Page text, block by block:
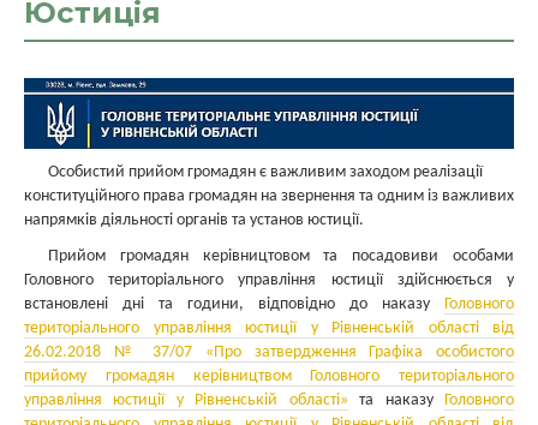
Юстиція
Особистий прийом громадян є важливим заходом реалізації
конституційного права громадян на звернення та одним із важливих
напрямків діяльності органів та установ юстиції.
Прийом громадян керівництовом та посадовиви особами
Головного територіального управління юстиції здійснюється у
встановлені дні та години, відповідно до наказу Головного
територіального управління юстиції у Рівненській області від
26.02.2018 № 37/07 «Про затвердженняГрафіка особистого
прийому громадян керівництвомГоловного територіального
управління юстиції у Рівненській області» та наказуГоловного